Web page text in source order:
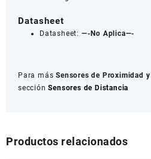
Datasheet
Datasheet: —-No Aplica—-
Para másSensores de Proximidad
secciónSensores de Distancia
Productos relacionados